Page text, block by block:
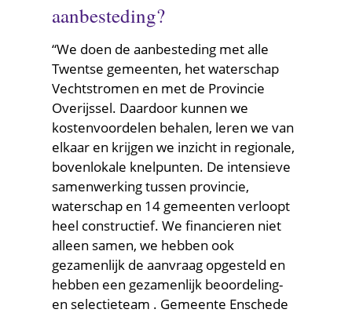
aanbesteding?
“We doen de aanbesteding met alle
Twentse gemeenten, het waterschap
Vechtstromen en met de Provincie
Overijssel. Daardoor kunnen we
kostenvoordelen behalen, leren we van
elkaar en krijgen we inzicht in regionale,
bovenlokale knelpunten. De intensieve
samenwerking tussen provincie,
waterschap en 14 gemeenten verloopt
heel constructief. We financieren niet
alleen samen, we hebben ook
gezamenlijk de aanvraag opgesteld en
hebben een gezamenlijk beoordeling-
en selectieteam . Gemeente Enschede